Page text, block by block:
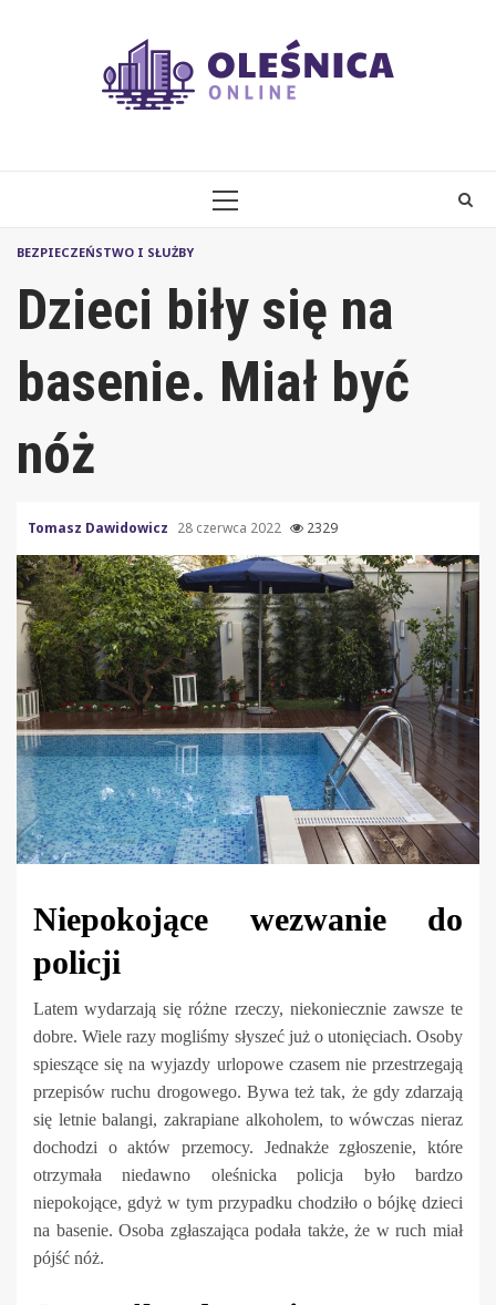
PRIMARY
BEZPIECZEŃSTWO I SŁUŻBY
Dzieci biły się na
basenie. Miał być
nóż
Tomasz Dawidowicz 28 czerwca 2022 2329
Niepokojące wezwanie do
policji
Latem wydarzają się różne rzeczy, niekoniecznie zawsze te
dobre. Wiele razy mogliśmy słyszeć już o utonięciach. Osoby
spieszące się na wyjazdy urlopowe czasem nie przestrzegają
przepisów ruchu drogowego. Bywa też tak, że gdy zdarzają
się letnie balangi, zakrapiane alkoholem, to wówczas nieraz
dochodzi o aktów przemocy. Jednakże zgłoszenie, które
otrzymała niedawno oleśnicka policja było bardzo
niepokojące, gdyż w tym przypadku chodziło o bójkę dzieci
na basenie. Osoba zgłaszająca podała także, że w ruch miał
pójść nóż.